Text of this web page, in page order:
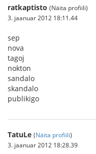
ratkaptisto (Näita profiili)
3. jaanuar 2012 18:11.44
sep
nova
tagoj
nokton
sandalo
skandalo
publikigo
TatuLe (Näita profiili)
3. jaanuar 2012 18:28.39